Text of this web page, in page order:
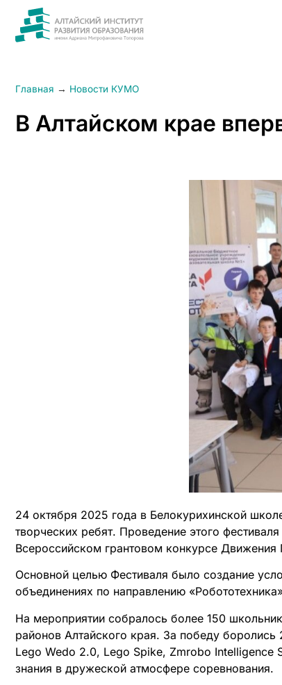
Главная → Новости КУМО
В Алтайском крае
24 октября 2025 года в Белокурихинской
творческих ребят. Проведение этого
Всероссийском грантовом конкурсе Движения
Основной целью Фестиваля было создание
объединениях по направлению
На мероприятии собралось более 150
районов Алтайского края. За победу
Lego Wedo 2.0, Lego Spike, Zmrobo
знания в дружеской атмосфере соревнования.